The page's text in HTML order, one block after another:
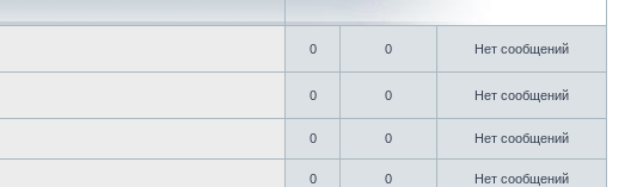
0 0 Нет сообщений
0 0 Нет сообщений
0 0 Нет сообщений
0 0 Нет сообщений